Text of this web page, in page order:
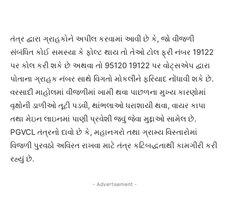
તંત્ર દ્વારા ગ્રાહકોને અપીલ કરવામાં આવી છે કે, જો વીજળી
સંબંધિત કોઈ સમસ્યા કે ફોલ્ટ થાય તો તેઓ ટોલ ફ્રી નંબર 19122
પર કોલ કરી શકે છે અથવા તો 95120 19122 પર વોટ્સએપ દ્વારા
પોતાના ગ્રાહક નંબર સાથે વિગતો મોકલીને ફરિયાદ નોંધાવી શકે છે.
વરસાદી માહોલમાં વીજળીમાં ખામી થવા પાછળના મુખ્ય કારણોમાં
વૃક્ષોની ડાળીઓ તૂટી પડવી, થાંભલાઓ ધરાશાયી થવા, વાયર કાપા
તથા મેઇન લાઇનમાં પાણી પ્રવેશી જવું જેવા મુદ્દાઓ સામેલ છે.
PGVCL તંત્રનો દાવો છે કે, મહાનગરો તથા ગ્રામ્ય વિસ્તારોમાં
વિજળી પુરવઠો અવિરત રાખવા માટે તંત્ર કટિબદ્ધતાથી કામગીરી કરી
રહ્યું છે.
- Advertisement -